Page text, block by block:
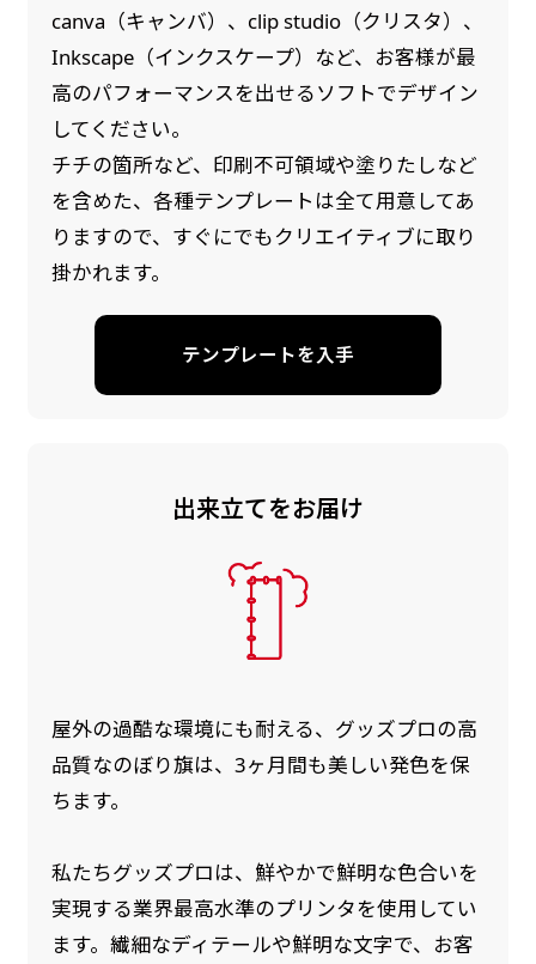
canva（キャンバ）、clip studio（クリスタ）、
Inkscape（インクスケープ）など、お客様が最
高のパフォーマンスを出せるソフトでデザイン
してください。
チチの箇所など、印刷不可領域や塗りたしなど
を含めた、各種テンプレートは全て用意してあ
りますので、すぐにでもクリエイティブに取り
掛かれます。
テンプレートを入手
出来立てをお届け
屋外の過酷な環境にも耐える、グッズプロの高
品質なのぼり旗は、3ヶ月間も美しい発色を保
ちます。
私たちグッズプロは、鮮やかで鮮明な色合いを
実現する業界最高水準のプリンタを使用してい
ます。繊細なディテールや鮮明な文字で、お客